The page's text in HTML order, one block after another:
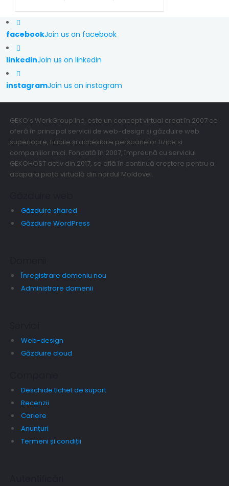
facebookJoin us on facebook
linkedinJoin us on linkedin
instagramJoin us on instagram
GEKO’s WorkGroup Inc. este un concept virtual creat în 2007 ce
oferă în principal servicii de web-design și găzduire web
superioare, fiabile și accesibile persoanelor fizice și
companiilor mici. Fondată în 2007, împreună cu serviciul
GEKOHOST activ din 2017, se află în continuă creștere pentru a
acapara piața virtuală din nordul Moldovei.
Găzduire shared
Găzduire WordPress
Înregistrare domeniu nou
Administrare domenii
Web-design
Găzduire cloud
Deschide tichet de suport
Recenzii
Cariere
Anunțuri
Termeni și condiții